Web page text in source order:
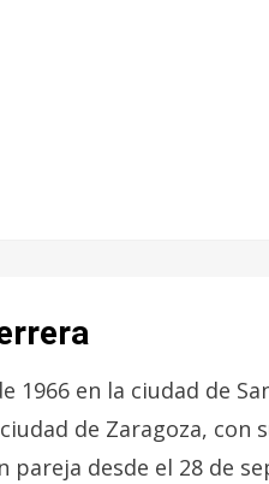
1966 en la ciudad de
de Zaragoza, con
pareja desde el 28 de